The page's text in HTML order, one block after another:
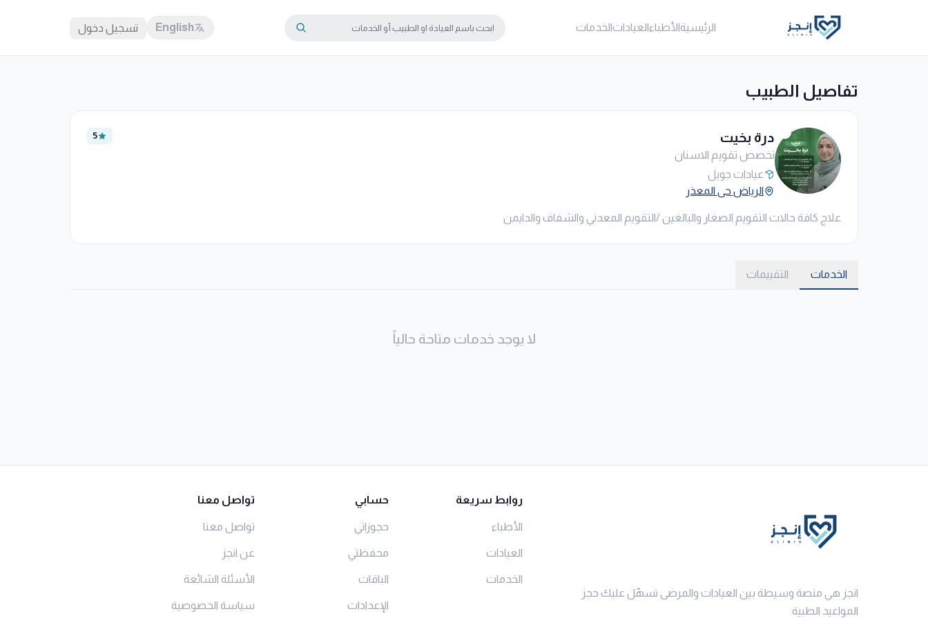
الرئيسيةالأطباءالعياداتالخدمات English تسجيل دخول
تفاصيل الطبيب
درة بخيت
تخصص تقويم الاسنان
5
عيادات جويل
الرياض حى المعذر
علاج كافة حالات التقويم الصغار والبالغين /التقويم المعدني والشفاف والدايمن
الخدمات التقييمات
لا يوجد خدمات متاحة حالياً
انجز هي منصة وسيطة بين العيادات والمرضى تسهّل عليك حجز
المواعيد الطبية
روابط سريعة
الأطباء
العيادات
الخدمات
حسابي
حجوزاتي
محفظتي
الباقات
الإعدادات
تواصل معنا
تواصل معنا
عن انجز
الأسئلة الشائعة
سياسة الخصوصية